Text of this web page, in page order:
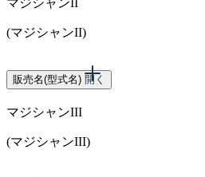
マジシャンII
(マジシャンII)
スペック
賞球数（7＆13）
販売名(型式名) 開く
マジシャンIII
(マジシャンIII)